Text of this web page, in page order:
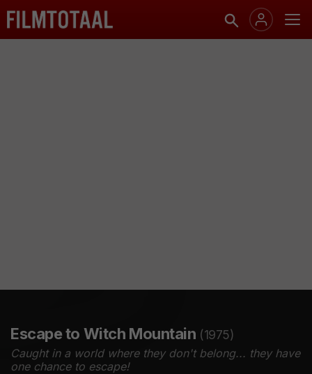
Escape to Witch Mountain (1975)
Caught in a world where they don't belong... they have
one chance to escape!